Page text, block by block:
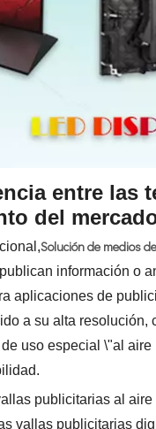
entre las
del
Solución de medios
información o
aplicaciones de
a su alta resolución,
uso especial \"al
publicitarias al
vallas publicitarias